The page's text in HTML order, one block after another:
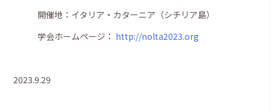
開催地： イタリア・カターニア（シチリア島）
学会ホームページ： http://nolta2023.org
2023.9.29